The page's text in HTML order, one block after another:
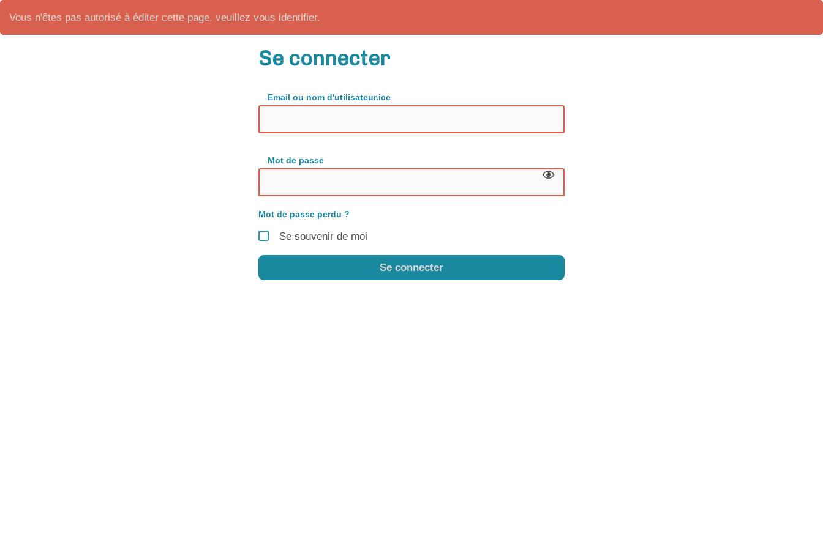
Vous n'êtes pas autorisé à éditer cette page. veuillez vous identifier.
Se connecter
Email ou nom d'utilisateur.ice
Mot de passe
Mot de passe perdu ?
Se souvenir de moi
Se connecter